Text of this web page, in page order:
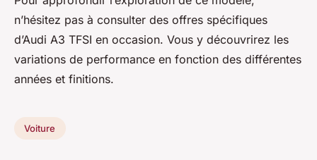
n’hésitez pas à consulter des offres spécifiques
d’Audi A3 TFSI en occasion. Vous y découvrirez les
variations de performance en fonction des différentes
années et finitions.
Voiture